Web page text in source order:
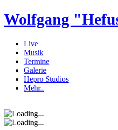
Wolfgang
Live
Musik
Termine
Galerie
Hepro Studios
Mehr..